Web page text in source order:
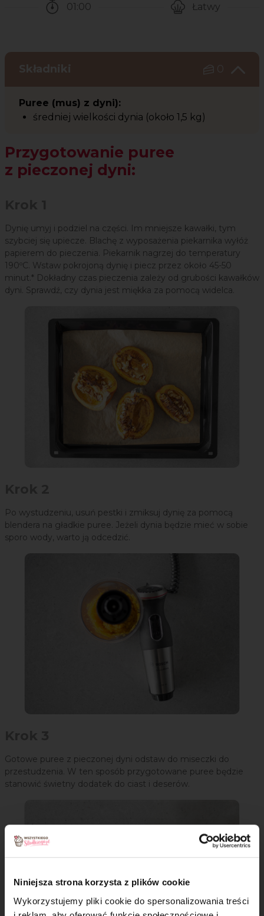
Niniejsza strona korzysta z plików cookie
Wykorzystujemy pliki cookie do spersonalizowania treści
01:00
Łatwy
Składniki 0
Puree (mus) z dyni):
średniej wielkości dynia (około 1,5 kg)
Przygotowanie puree
z pieczonej dyni:
Dynię umyj i podziel na części. Im mniejsze kawałki, tym
szybciej się upiecze. Blachę z wyposażenia piekarnika wyłóż
papierem do pieczenia. Piekarnik nagrzej do temperatury
190ºC. Wstaw pokrojoną dynię i piecz przez około 45-50
minut.* Dokładny czas pieczenia zależy od grubości kawałków
dyni. Sprawdź, czy dynia jest miękka za pomocą widelca.
Po wystudzeniu, usuń pestki i zmiksuj dynię za pomocą
blendera na gładkie puree. Jeżeli dynia będzie mieć w sobie
sporo wody, warto ją odcedzić.
Gotowe puree z pieczonej dyni odstaw do miseczki do
przestudzenia. W ten sposób przygotowane puree będzie
stanowić świetny dodatek do ciast i deserów.